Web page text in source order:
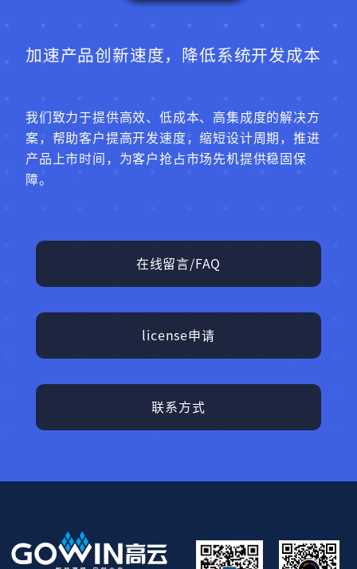
加速产品创新速度，降低系统开发成本
我们致力于提供高效、低成本、高集成度的解决方
案，帮助客户提高开发速度，缩短设计周期，推进
产品上市时间，为客户抢占市场先机提供稳固保
障。
在线留言/FAQ
license申请
联系方式